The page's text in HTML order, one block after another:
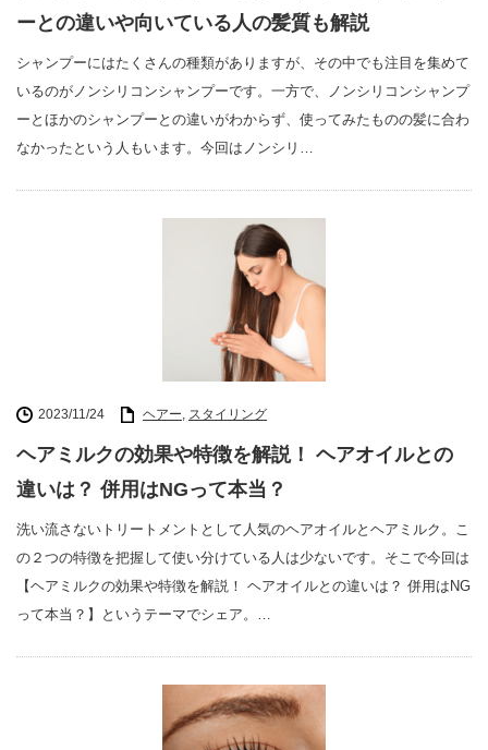
ーとの違いや向いている人の髪質も解説
シャンプーにはたくさんの種類がありますが、その中でも注目を集めて
いるのがノンシリコンシャンプーです。一方で、ノンシリコンシャンプ
ーとほかのシャンプーとの違いがわからず、使ってみたものの髪に合わ
なかったという人もいます。今回はノンシリ…
2023/11/24 ヘアー, スタイリング
ヘアミルクの効果や特徴を解説！ ヘアオイルとの
違いは？ 併用はNGって本当？
洗い流さないトリートメントとして人気のヘアオイルとヘアミルク。こ
の２つの特徴を把握して使い分けている人は少ないです。そこで今回は
【ヘアミルクの効果や特徴を解説！ ヘアオイルとの違いは？ 併用はNG
って本当？】というテーマでシェア。…